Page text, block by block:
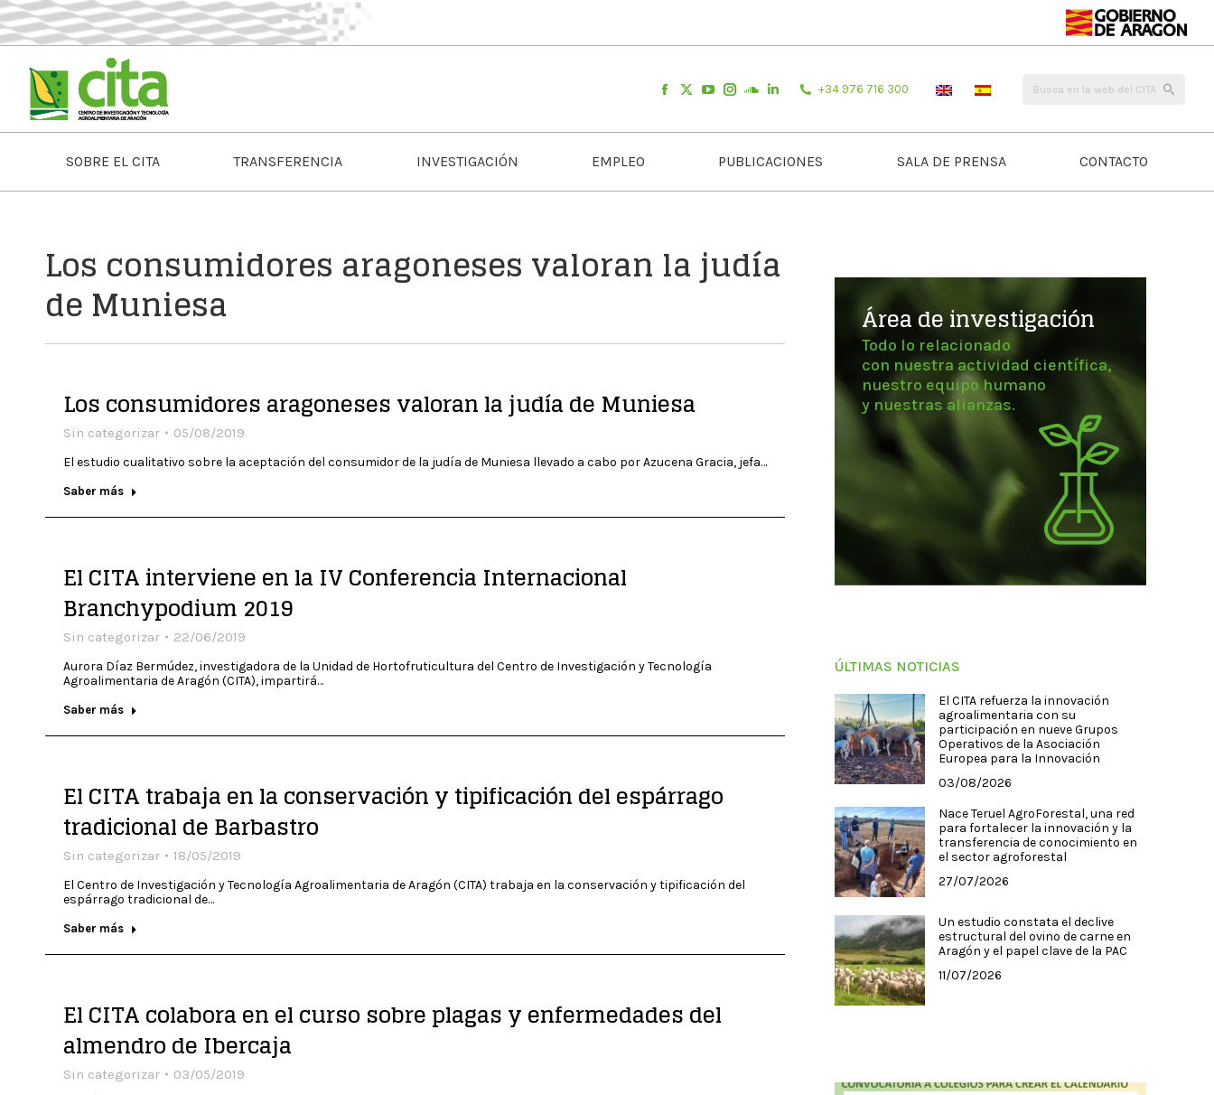
+34 976 716 300
SOBRE EL CITA TRANSFERENCIA INVESTIGACIÓN EMPLEO PUBLICACIONES SALA DE PRENSA CONTACTO
Los consumidores aragoneses valoran la judía
de Muniesa
Los consumidores aragoneses valoran la judía de Muniesa
Sin categorizar 05/08/2019
El estudio cualitativo sobre la aceptación del consumidor de la judía de Muniesa llevado a cabo por Azucena Gracia, jefa…
Saber más
El CITA interviene en la IV Conferencia Internacional
Branchypodium 2019
Sin categorizar 22/06/2019
Aurora Díaz Bermúdez, investigadora de la Unidad de Hortofruticultura del Centro de Investigación y Tecnología
Agroalimentaria de Aragón (CITA), impartirá…
Saber más
El CITA trabaja en la conservación y tipificación del espárrago
tradicional de Barbastro
Sin categorizar 18/05/2019
El Centro de Investigación y Tecnología Agroalimentaria de Aragón (CITA) trabaja en la conservación y tipificación del
espárrago tradicional de…
Saber más
El CITA colabora en el curso sobre plagas y enfermedades del
almendro de Ibercaja
Sin categorizar 03/05/2019
Área de investigación
Todo lo relacionado
con nuestra actividad científica,
nuestro equipo humano
y nuestras alianzas.
ÚLTIMAS NOTICIAS
El CITA refuerza la innovación
agroalimentaria con su
participación en nueve Grupos
Operativos de la Asociación
Europea para la Innovación
03/08/2026
Nace Teruel AgroForestal, una red
para fortalecer la innovación y la
transferencia de conocimiento en
el sector agroforestal
27/07/2026
Un estudio constata el declive
estructural del ovino de carne en
Aragón y el papel clave de la PAC
11/07/2026